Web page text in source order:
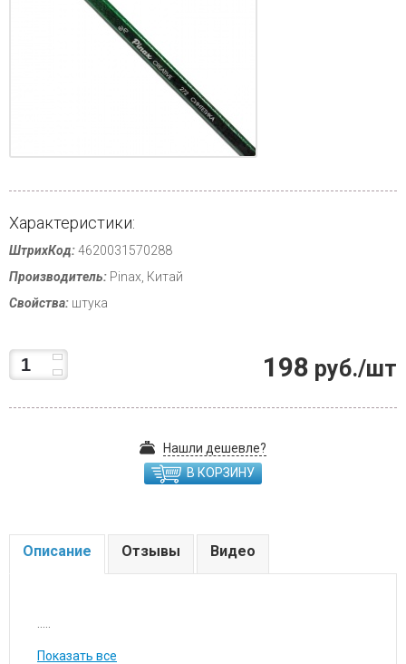
Характеристики:
ШтрихКод:4620031570288
Производитель: Pinax, Китай
Свойства: штука
198 руб./шт
Нашли дешевле?
В КОРЗИНУ
Описание Отзывы Видео
Показать все